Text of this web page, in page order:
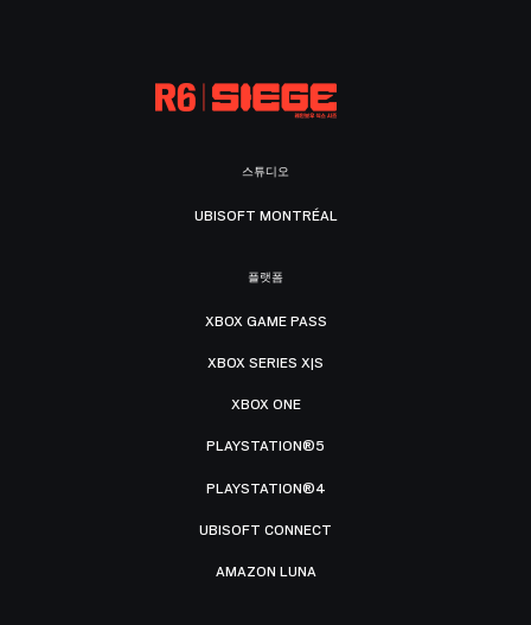
스튜디오
UBISOFT MONTRÉAL
플랫폼
XBOX GAME PASS
XBOX SERIES X|S
XBOX ONE
PLAYSTATION®5
PLAYSTATION®4
UBISOFT CONNECT
AMAZON LUNA